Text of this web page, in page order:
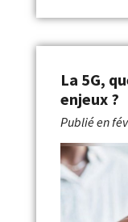
La 5G,
enjeux ?
Publié en